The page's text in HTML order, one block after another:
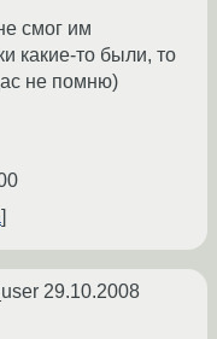
смог им
какие-то были, то
не помню)
29.10.2008